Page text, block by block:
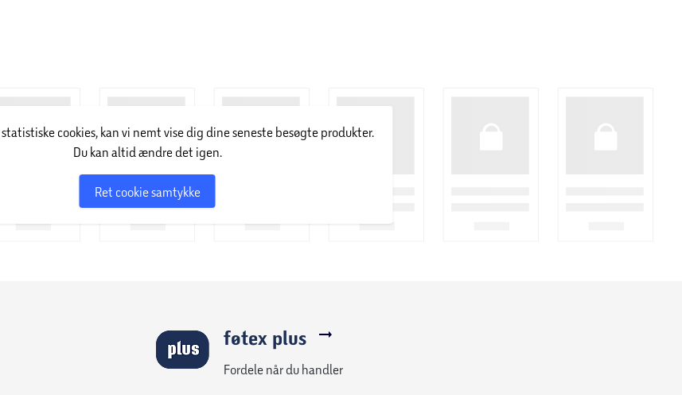
cookies, kan vi nemt vise dig dine seneste besøgte produkter.
Du kan altid ændre det igen.
Ret cookie samtykke
føtex plus
Fordele når du handler